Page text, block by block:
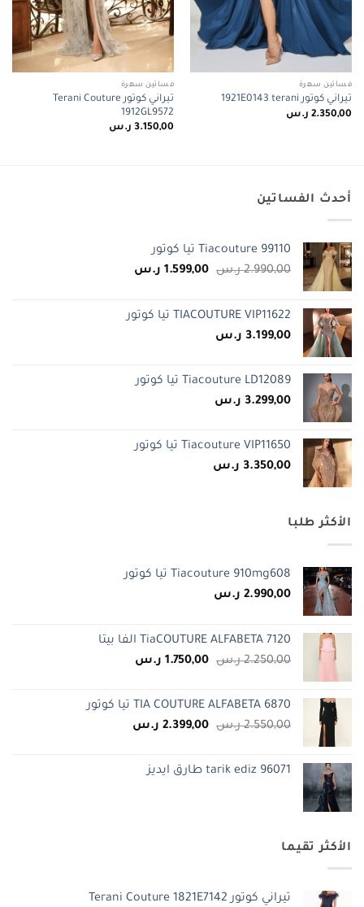
فساتين سهرة
تيراني كوتور 1921E0143 terani
2.350,00 ر.س
فساتين سهرة
تيراني كوتور Terani Couture
1912GL9572
3.150,00 ر.س
أحدث الفساتين
Tiacouture 99110 تيا كوتور
2.990,00 ر.س السعر
2.990,00 ر.س.
1.599,00 ر.سالسعر
1.599,00 ر.س.
TIACOUTURE VIP11622 تيا كوتور
3.199,00 ر.س
Tiacouture LD12089 تيا كوتور
3.299,00 ر.س
Tiacouture VIP11650 تيا كوتور
3.350,00 ر.س
الأكثر طلبا
Tiacouture 910mg608 تيا كوتور
2.990,00 ر.س
TiaCOUTURE ALFABETA 7120 الفا بيتا
2.250,00 ر.س السعر
2.250,00 ر.س.
1.750,00 ر.سالسعر
1.750,00 ر.س.TIA COUTURE ALFABETA 6870 تيا كوتور
2.550,00 ر.س السعر
2.550,00 ر.س.
2.399,00 ر.سالسعر
tarik ediz 96071 طارق ايديز
الأكثر تقيما
تيراني كوتور Terani Couture 1821E7142